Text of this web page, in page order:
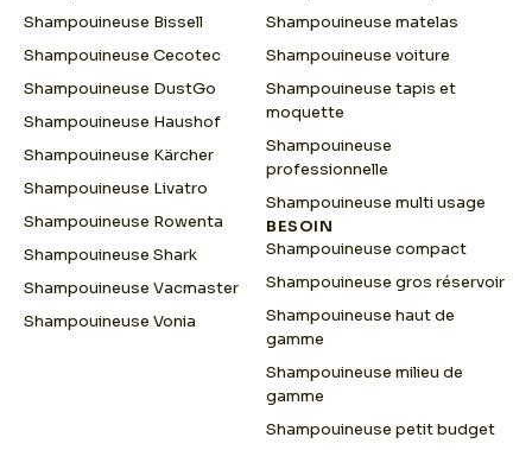
Shampouineuse Bissell
Shampouineuse Cecotec
Shampouineuse DustGo
Shampouineuse Haushof
Shampouineuse Kärcher
Shampouineuse Livatro
Shampouineuse Rowenta
Shampouineuse Shark
Shampouineuse Vacmaster
Shampouineuse Vonia
Shampouineuse matelas
Shampouineuse voiture
Shampouineuse tapis et
moquette
Shampouineuse
professionnelle
Shampouineuse multi usage
BESOIN
Shampouineuse compact
Shampouineuse gros réservoir
Shampouineuse haut de
gamme
Shampouineuse milieu de
gamme
Shampouineuse petit budget